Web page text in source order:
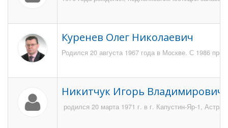
Куренев Олег Николаевич
Родился 20 августа 1967 года в Москве. С 1986
Никитчук Игорь Владимирович
родился 20 марта 1971 г. в г. Капустин-Яр-1,